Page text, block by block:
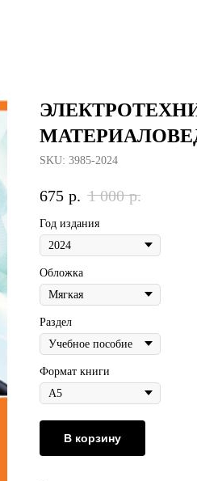
SKU: 3985-2024
675 р. 1 000 р.
Год издания
Обложка
Раздел
Формат книги
В корзину